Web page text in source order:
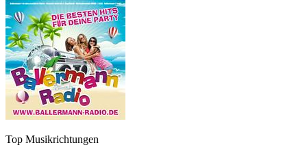
Top Musikrichtungen